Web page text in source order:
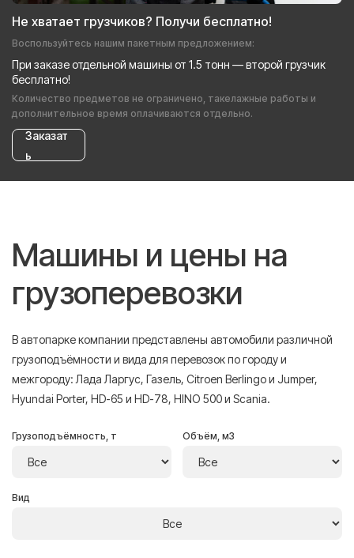
Не хватает грузчиков? Получи бесплатно!
Воспользуйтесь нашим пакетным предложением:
При заказе отдельной машины от 1.5 тонн — второй грузчик
бесплатно!
Количество предметов не ограничено, такелажные работы и
дополнительное время оплачиваются отдельно.
Заказат
ь
Машины и цены на
грузоперевозки
В автопарке компании представлены автомобили различной
грузоподъёмности и вида для перевозок по городу и
межгороду: Лада Ларгус, Газель, Citroen Berlingo и Jumper,
Hyundai Porter, HD-65 и HD-78, HINO 500 и Scania.
Грузоподъёмность, т Объём, м3
Вид